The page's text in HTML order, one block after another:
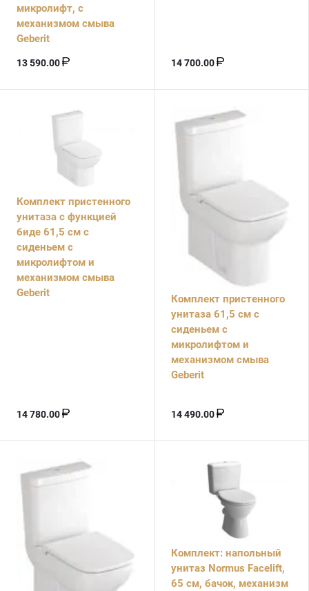
микролифт, с
механизмом смыва
Geberit
13 590.00 14 700.00
Комплект пристенного
унитаза с функцией
биде 61,5 см с
сиденьем с
микролифтом и
механизмом смыва
Geberit
14 780.00
Комплект пристенного
унитаза 61,5 см с
сиденьем с
микролифтом и
механизмом смыва
Geberit
14 490.00
Комплект: напольный
унитаз Normus Facelift,
65 см, бачок, механизм